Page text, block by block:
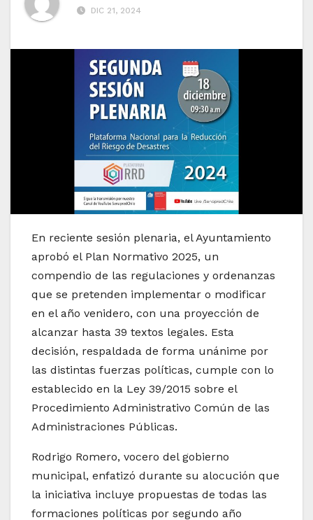
DIC 21, 2024
En reciente sesión plenaria, el Ayuntamiento
aprobó el Plan Normativo 2025, un
compendio de las regulaciones y ordenanzas
que se pretenden implementar o modificar
en el año venidero, con una proyección de
alcanzar hasta 39 textos legales. Esta
decisión, respaldada de forma unánime por
las distintas fuerzas políticas, cumple con lo
establecido en la Ley 39/2015 sobre el
Procedimiento Administrativo Común de las
Administraciones Públicas.
Rodrigo Romero, vocero del gobierno
municipal, enfatizó durante su alocución que
la iniciativa incluye propuestas de todas las
formaciones políticas por segundo año